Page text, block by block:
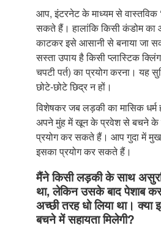
आप, इंटरनेट के माध्यम से वास्तविक
सकते हैं। हालांकि किसी कंडोम का
काटकर इसे आसानी से बनाया जा
सस्ता उपाय है किसी प्लास्टिक
चपटी पर्त) का प्रयोग करना। यह
छोटे-छोटे छिद्र न हों।
विशेषकर जब लड़की का मासिक धर्म
अपने मुंह में खून के प्रवेश से बचने के
प्रयोग कर सकते हैं। आप गुदा में
इसका प्रयोग कर सकते हैं।
मैंने किसी लड़की के साथ
था, लेकिन उसके बाद पेशाब
अच्छी तरह धो लिया था।
बचने में सहायता मिलेगी?